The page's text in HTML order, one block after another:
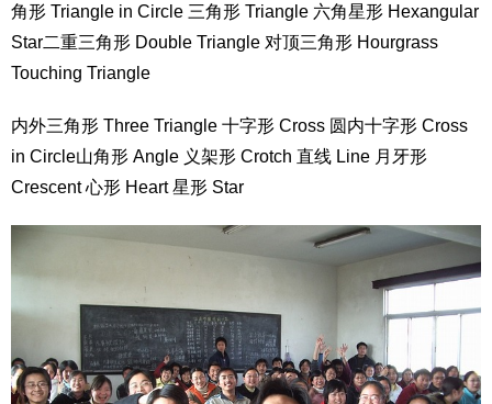
角形 Triangle in Circle 三角形 Triangle 六角星形 Hexangular
Star二重三角形 Double Triangle 对顶三角形 Hourgrass
Touching Triangle
内外三角形 Three Triangle 十字形 Cross 圆内十字形 Cross
in Circle山角形 Angle 义架形 Crotch 直线 Line 月牙形
Crescent 心形 Heart 星形 Star